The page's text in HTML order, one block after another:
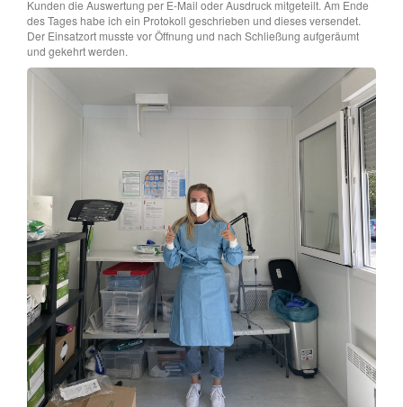
Kunden die Auswertung per E-Mail oder Ausdruck mitgeteilt. Am Ende
des Tages habe ich ein Protokoll geschrieben und dieses versendet.
Der Einsatzort musste vor Öffnung und nach Schließung aufgeräumt
und gekehrt werden.